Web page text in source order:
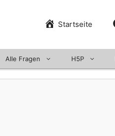
Startseite
Alle Fragen H5P